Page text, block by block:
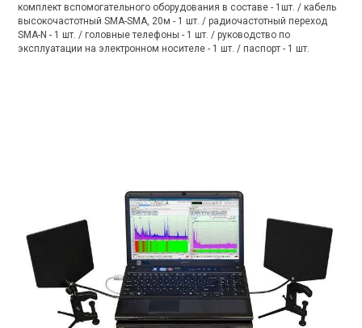
комплект вспомогательного оборудования в составе - 1шт. / кабель
высокочастотный SMA-SMA, 20м - 1 шт. / радиочастотный переход
SMA-N - 1 шт. / головные телефоны - 1 шт. / руководство по
эксплуатации на электронном носителе - 1 шт. / паспорт - 1 шт.